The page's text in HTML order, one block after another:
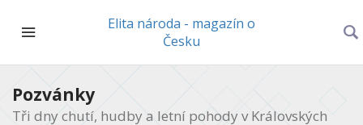
Elita národa - magazín o
Česku
Pozvánky
Tři dny chutí, hudby a letní pohody v Královských